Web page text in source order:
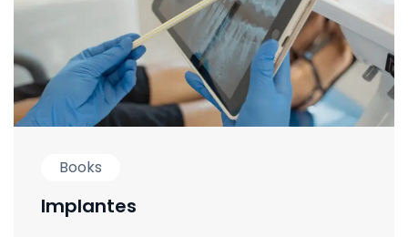
Books
Implantes